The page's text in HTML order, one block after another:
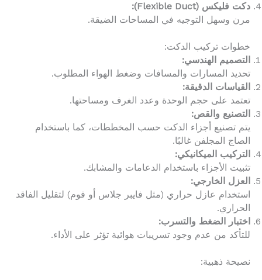
دكت فليكس (Flexible Duct):
مرن وسهل التوجيه في المساحات الضيقة.
خطوات تركيب الدكت:
التصميم الهندسي:
تحديد المسارات والمسافات وضغط الهواء المطلوب.
القياسات الدقيقة:
تعتمد على حجم الوحدة وعدد الغرف ومساحتها.
التصنيع والقص:
يتم تصنيع أجزاء الدكت حسب المخططات، كما باستخدام
الصاج المجلفن غالبًا.
التركيب الميكانيكي:
تثبيت الأجزاء باستخدام الدعامات والمشابك.
العزل الخارجي:
استخدام عازل حراري (مثل فايبر جلاس أو فوم) لتقليل الفاقد
الحراري.
اختبار الضغط والتسرب:
للتأكد من عدم وجود تسريبات هوائية تؤثر على الأداء.
نصيحة ذهبية: